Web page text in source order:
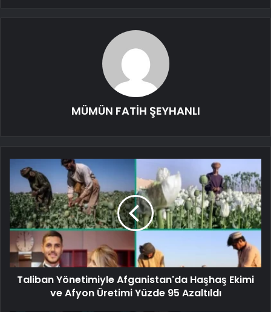
MÜMÜN FATİH ŞEYHANLI
Taliban Yönetimiyle Afganistan'da Haşhaş Ekimi
ve Afyon Üretimi Yüzde 95 Azaltıldı